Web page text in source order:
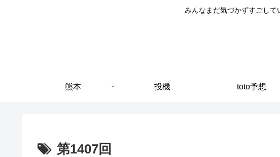
みんなまだ気づかずすごして
熊本 投機 toto予想
第1407回